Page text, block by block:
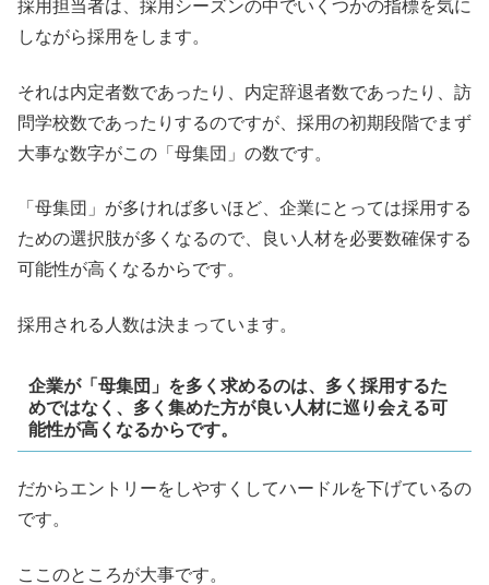
採用担当者は、採用シーズンの中でいくつかの指標を気に
しながら採用をします。
それは内定者数であったり、内定辞退者数であったり、訪
問学校数であったりするのですが、採用の初期段階でまず
大事な数字がこの「母集団」の数です。
「母集団」が多ければ多いほど、企業にとっては採用する
ための選択肢が多くなるので、良い人材を必要数確保する
可能性が高くなるからです。
採用される人数は決まっています。
企業が「母集団」を多く求めるのは、多く採用するた
めではなく、多く集めた方が良い人材に巡り会える可
能性が高くなるからです。
だからエントリーをしやすくしてハードルを下げているの
です。
ここのところが大事です。